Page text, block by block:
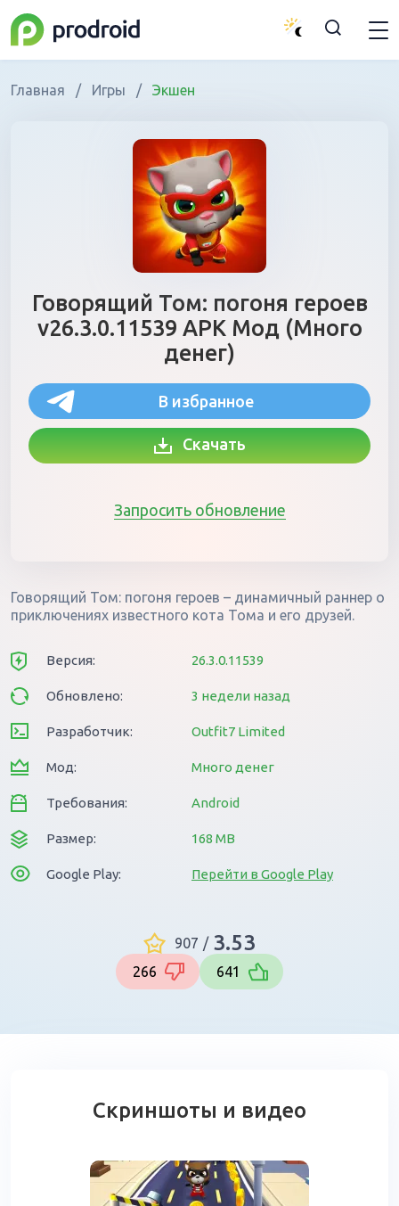
Главная / Игры / Экшен
Говорящий Том: погоня героев
v26.3.0.11539 APK Мод (Много
денег)
В избранное
Скачать
Запросить обновление
Говорящий Том: погоня героев – динамичный раннер о
приключениях известного кота Тома и его друзей.
Версия: 26.3.0.11539
Обновлено: 3 недели назад
Разработчик: Outfit7 Limited
Мод: Много денег
Требования: Android
Размер: 168 MB
Google Play: Перейти в Google Play
907 / 3.53
266 641
Скриншоты и видео